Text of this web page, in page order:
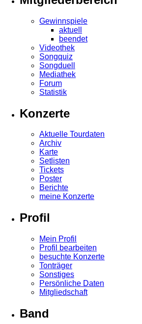
Gewinnspiele
aktuell
beendet
Videothek
Songquiz
Songduell
Mediathek
Forum
Statistik
Konzerte
Aktuelle Tourdaten
Archiv
Karte
Setlisten
Tickets
Poster
Berichte
meine Konzerte
Profil
Mein Profil
Profil bearbeiten
besuchte Konzerte
Tonträger
Sonstiges
Persönliche Daten
Mitgliedschaft
Band